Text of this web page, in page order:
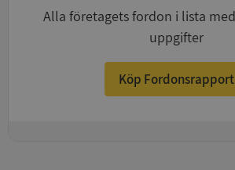
Alla företagets fordon i lista
uppgifter
Köp Fordonsrapport